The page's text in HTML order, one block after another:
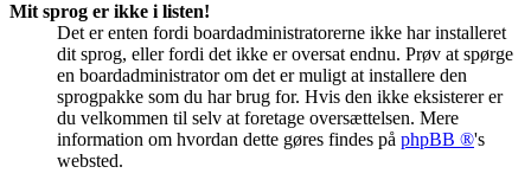
Mit sprog er ikke i listen!
Det er enten fordi boardadministratorerne ikke har installeret
dit sprog, eller fordi det ikke er oversat endnu. Prøv at spørge
en boardadministrator om det er muligt at installere den
sprogpakke som du har brug for. Hvis den ikke eksisterer er
du velkommen til selv at foretage oversættelsen. Mere
information om hvordan dette gøres findes på phpBB ®'s
websted.